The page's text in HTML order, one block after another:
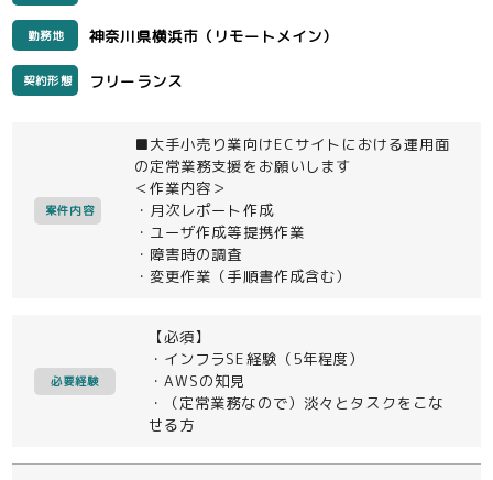
勤務地 神奈川県横浜市（リモートメイン）
契約形態 フリーランス
案件内容
■大手小売り業向けECサイトにおける運用面
の定常業務支援をお願いします
＜作業内容＞
・月次レポート作成
・ユーザ作成等提携作業
・障害時の調査
・変更作業（手順書作成含む）
必要経験
【必須】
・インフラSE経験（5年程度）
・AWSの知見
・（定常業務なので）淡々とタスクをこな
せる方